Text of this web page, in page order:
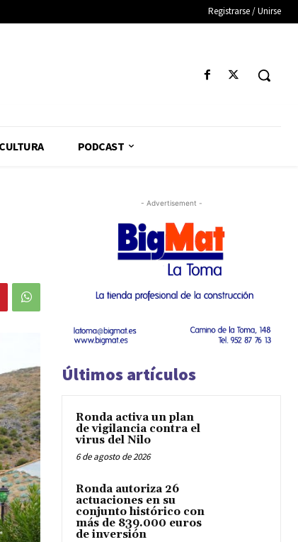
Registrarse / Unirse
CULTURA PODCAST
- Advertisement -
Últimos artículos
Ronda activa un plan
de vigilancia contra el
virus del Nilo
6 de agosto de 2026
Ronda autoriza 26
actuaciones en su
conjunto histórico con
más de 839.000 euros
de inversión